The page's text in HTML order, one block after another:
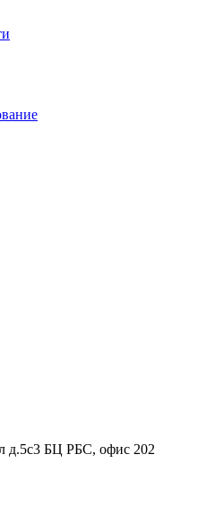
д.5с3 БЦ РБС, офис 202